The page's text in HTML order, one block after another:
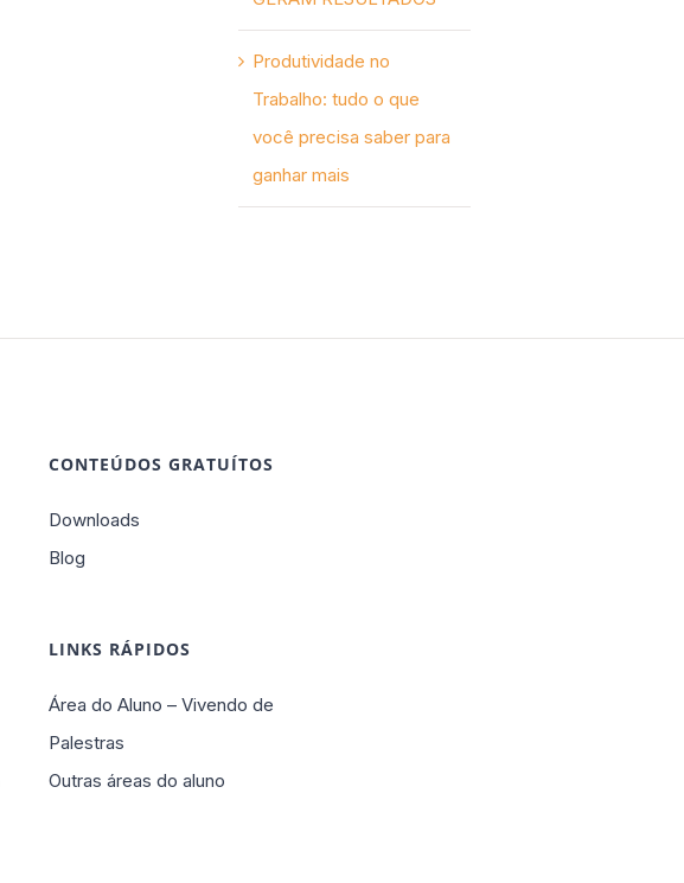
Produtividade no
Trabalho: tudo o que
você precisa saber para
ganhar mais
CONTEÚDOS GRATUÍTOS
Downloads
Blog
LINKS RÁPIDOS
Área do Aluno – Vivendo de
Palestras
Outras áreas do aluno